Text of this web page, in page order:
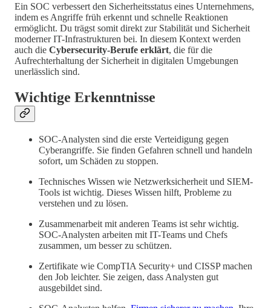
Ein SOC verbessert den Sicherheitsstatus eines Unternehmens,
indem es Angriffe früh erkennt und schnelle Reaktionen
ermöglicht. Du trägst somit direkt zur Stabilität und Sicherheit
moderner IT-Infrastrukturen bei. In diesem Kontext werden
auch die Cybersecurity-Berufe erklärt, die für die
Aufrechterhaltung der Sicherheit in digitalen Umgebungen
unerlässlich sind.
Wichtige Erkenntnisse
SOC-Analysten sind die erste Verteidigung gegen
Cyberangriffe. Sie finden Gefahren schnell und handeln
sofort, um Schäden zu stoppen.
Technisches Wissen wie Netzwerksicherheit und SIEM-
Tools ist wichtig. Dieses Wissen hilft, Probleme zu
verstehen und zu lösen.
Zusammenarbeit mit anderen Teams ist sehr wichtig.
SOC-Analysten arbeiten mit IT-Teams und Chefs
zusammen, um besser zu schützen.
Zertifikate wie CompTIA Security+ und CISSP machen
den Job leichter. Sie zeigen, dass Analysten gut
ausgebildet sind.